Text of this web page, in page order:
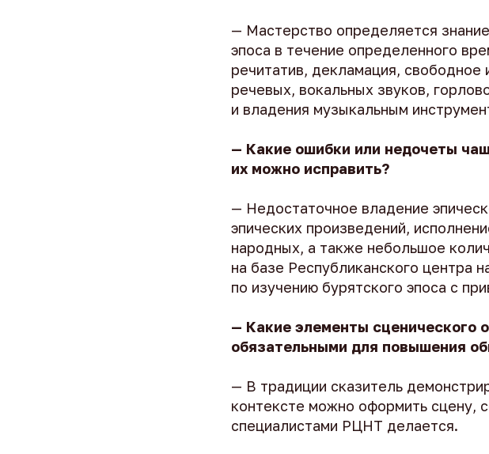
— Мастерство определяется
эпоса в течение определенного
речитатив, декламация,
речевых, вокальных звуков,
и владения музыкальным
— Какие ошибки или недочеты
их можно исправить?
— Недостаточное владение
эпических произведений,
народных, а также небольшое
на базе Республиканского центра
по изучению бурятского эпоса с
— Какие элементы сценического
обязательными для повышения
— В традиции сказитель
контексте можно оформить сцену,
специалистами РЦНТ делается.